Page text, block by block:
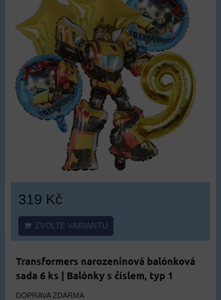
319 Kč
ZVOLTE VARIANTU
Transformers narozeninová balónková
sada 6 ks | Balónky s číslem, typ 1
DOPRAVA ZDARMA